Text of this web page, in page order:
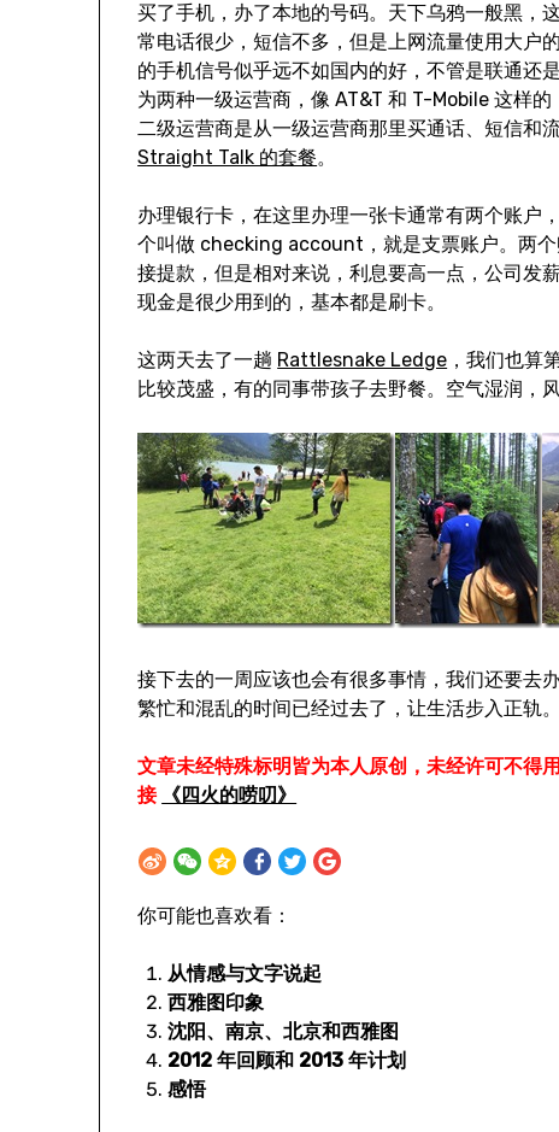
买了手机，办了本地的号码。天下乌鸦一般黑，
常电话很少，短信不多，但是上网流量使用大户
的手机信号似乎远不如国内的好，不管是联通还
为两种一级运营商，像 AT&T 和 T-Mobile 这样
二级运营商是从一级运营商那里买通话、短信和
Straight Talk 的套餐。
办理银行卡，在这里办理一张卡通常有两个账
个叫做 checking account，就是支票账户。两
接提款，但是相对来说，利息要高一点，公司发
现金是很少用到的，基本都是刷卡。
这两天去了一趟 Rattlesnake Ledge ，我们也算
比较茂盛，有的同事带孩子去野餐。空气湿润，风
接下去的一周应该也会有很多事情，我们还要去
繁忙和混乱的时间已经过去了，让生活步入正轨。
文章未经特殊标明皆为本人原创，未经许可不得
接
《四火的唠叨》
你可能也喜欢看：
从情感与文字说起
西雅图印象
沈阳、南京、北京和西雅图
2012 年回顾和 2013 年计划
感悟